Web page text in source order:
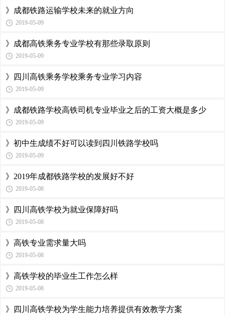
》成都铁路运输学校未来的就业方向
2019-05-09
》成都高铁乘务专业学校有那些录取原则
2019-05-09
》四川高铁乘务学校乘务专业学习内容
2019-05-09
》成都铁路学校高铁司机专业毕业之后的工资大概是多少
2019-05-09
》初中生成绩不好可以读到四川铁路学校吗
2019-05-09
》2019年成都铁路学校的发展好不好
2019-05-08
》四川高铁学校为就业保障好吗
2019-05-08
》高铁专业需求量大吗
2019-05-08
》高铁学校的毕业生工作怎么样
2019-05-08
》四川高铁学校为学生能力培养提供有效教学方案